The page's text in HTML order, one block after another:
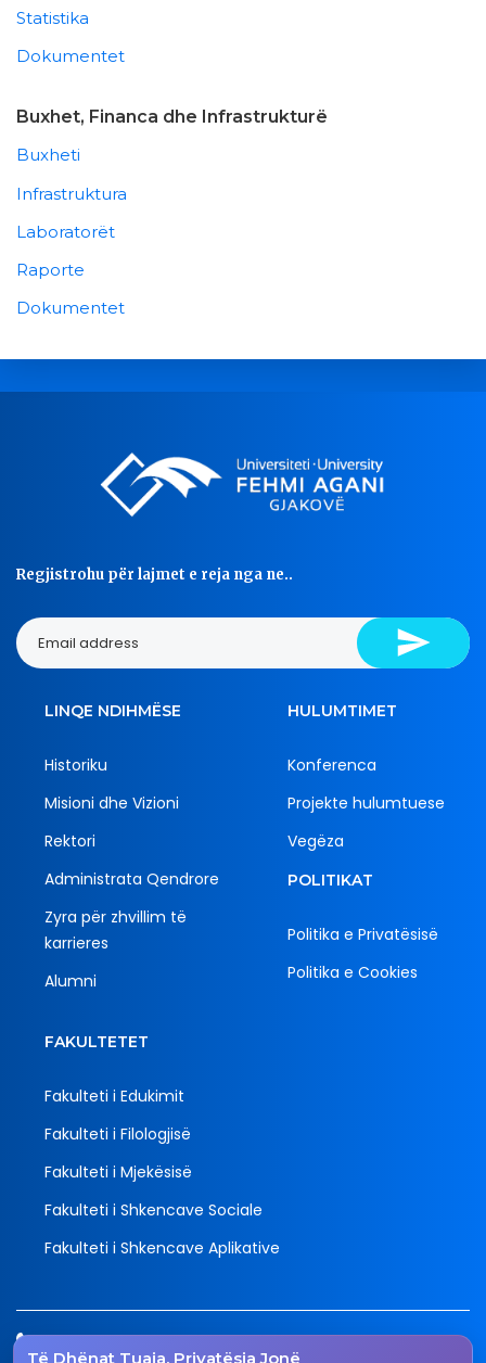
Statistika
Dokumentet
Buxhet, Financa dhe Infrastrukturë
Buxheti
Infrastruktura
Laboratorët
Raporte
Dokumentet
Të Dhënat Tuaja, Privatësia Jonë
Regjistrohu për lajmet e reja nga ne..
LINQE NDIHMËSE
Historiku
Misioni dhe Vizioni
Rektori
Administrata Qendrore
Zyra për zhvillim të
karrieres
Alumni
HULUMTIMET
Konferenca
Projekte hulumtuese
Vegëza
POLITIKAT
Politika e Privatësisë
Politika e Cookies
FAKULTETET
Fakulteti i Edukimit
Fakulteti i Filologjisë
Fakulteti i Mjekësisë
Fakulteti i Shkencave Sociale
Fakulteti i Shkencave Aplikative
Tel.